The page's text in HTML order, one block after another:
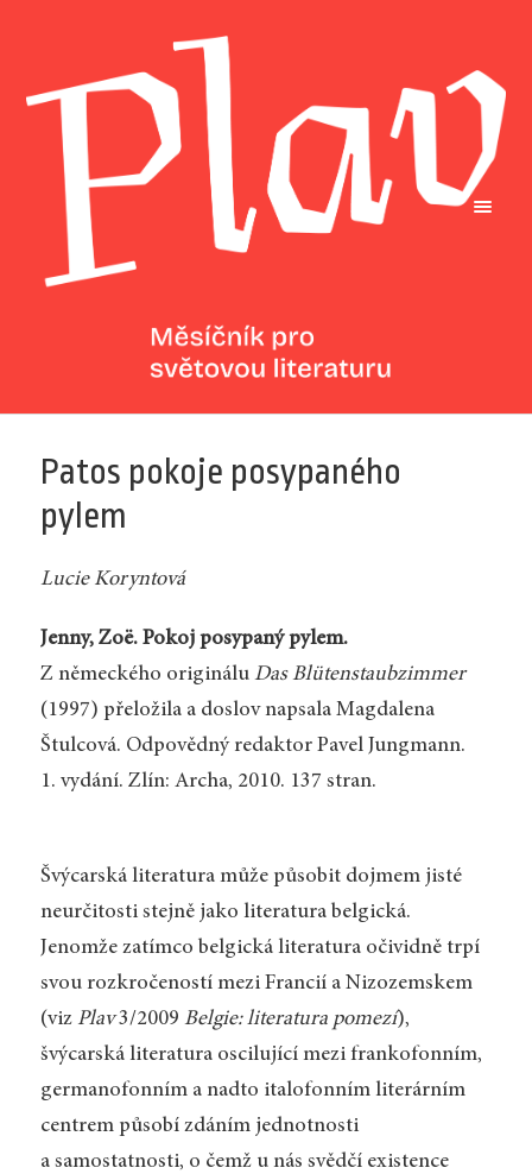
Patos pokoje posypaného
pylem
Lucie Koryntová
Jenny, Zoë. Pokoj posypaný pylem.
Z německého originálu Das Blütenstaubzimmer
(1997) přeložila a doslov napsala Magdalena
Štulcová. Odpovědný redaktor Pavel Jungmann.
1. vydání. Zlín: Archa, 2010. 137 stran.
Švýcarská literatura může působit dojmem jisté
neurčitosti stejně jako literatura belgická.
Jenomže zatímco belgická literatura očividně trpí
svou rozkročeností mezi Francií a Nizozemskem
(viz Plav3/2009 Belgie: literatura pomezí),
švýcarská literatura oscilující mezi frankofonním,
germanofonním a nadto italofonním literárním
centrem působí zdáním jednotnosti
a samostatnosti, o čemž u nás svědčí existence